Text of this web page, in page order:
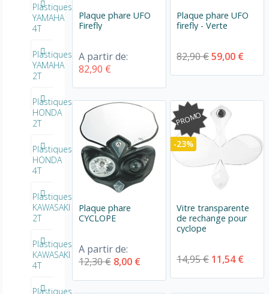
Plaque phare UFO
Firefly
A partir de:
82,90 €
Plaque phare UFO
firefly - Verte
82,90 €59,00 €
Plaque phare
CYCLOPE
A partir de:
12,30 € 8,00 €
PROMO
-23%
Vitre transparente
de rechange pour
cyclope
14,95 € 11,54 €
Plastiques
YAMAHA
4T
Plastiques
YAMAHA
2T
Plastiques
HONDA
2T
Plastiques
HONDA
4T
Plastiques
KAWASAKI
2T
Plastiques
KAWASAKI
4T
Plastiques